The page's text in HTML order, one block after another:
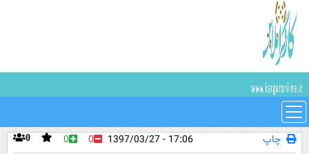
چاپ 0 0 0
17:06 - 1397/03/27